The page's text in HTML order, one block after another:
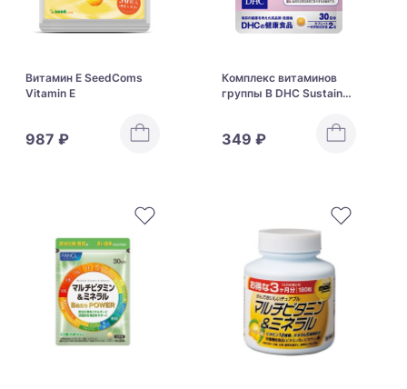
Витамин Е SeedComs
Vitamin E
987 ₽
Комплекс витаминов
группы В DHC Sustained
349 ₽